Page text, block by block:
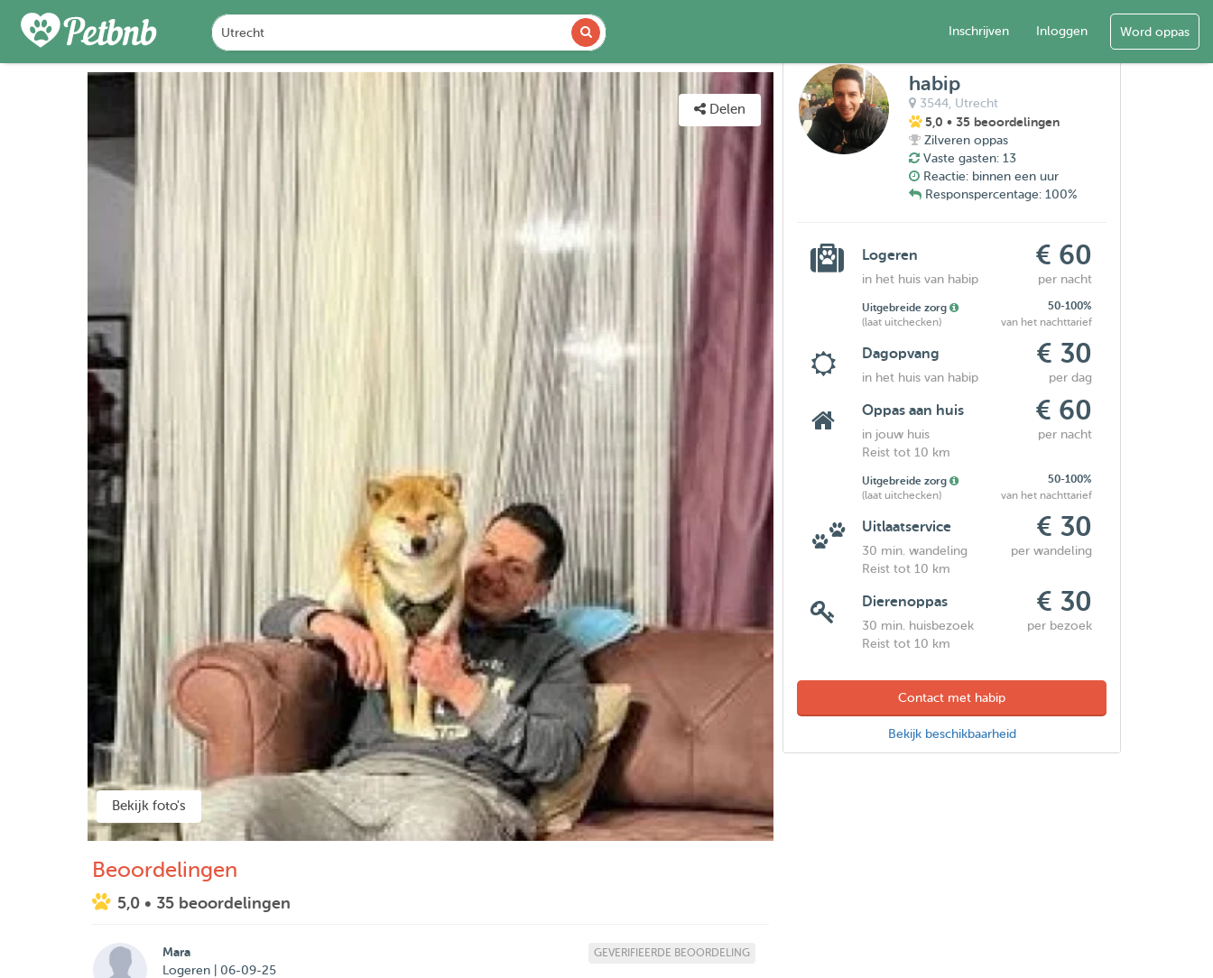
Inschrijven Inloggen Word oppas
Delen
Bekijk foto's
Beoordelingen
5,0 • 35 beoordelingen
Mara
Logeren | 06-09-25
GEVERIFIEERDE BEOORDELING
habip
3544, Utrecht
5,0 • 35 beoordelingen
Zilveren oppas
Vaste gasten: 13
Reactie: binnen een uur
Responspercentage: 100%
Logeren € 60
in het huis van habip per nacht
Uitgebreide zorg
50-100%
(laat uitchecken)
van het nachttarief
Dagopvang € 30
in het huis van habip per dag
Oppas aan huis € 60
in jouw huis
per nacht
Reist tot 10 km
Uitgebreide zorg
50-100%
(laat uitchecken)
van het nachttarief
Uitlaatservice € 30
30 min. wandeling
per wandeling
Reist tot 10 km
Dierenoppas € 30
30 min. huisbezoek
per bezoek
Reist tot 10 km
Contact met habip
Bekijk beschikbaarheid